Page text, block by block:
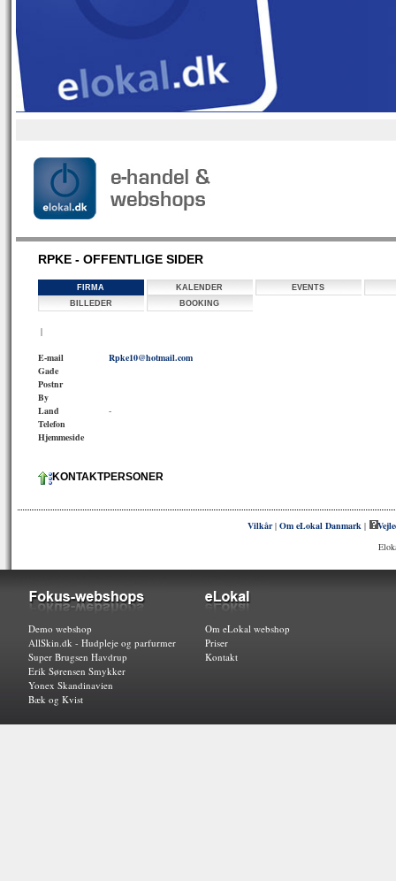
RPKE - OFFENTLIGE SIDER
FIRMA KALENDER
EVENTS
BILLEDER
BOOKING
|
E-mail
Rpke10@hotmail.com
Gade
Postnr
By
Land
-
Telefon
Hjemmeside
KONTAKTPERSONER
Vilkår|Om eLokal Danmark |
Demo webshop
AllSkin.dk - Hudpleje og parfurmer
Super Brugsen Havdrup
Erik Sørensen Smykker
Yonex Skandinavien
Bæk og Kvist
Om eLokal webshop
Priser
Kontakt